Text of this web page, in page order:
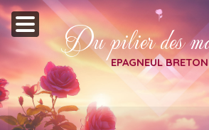
Du pilier des
EPAGNEUL BRETON